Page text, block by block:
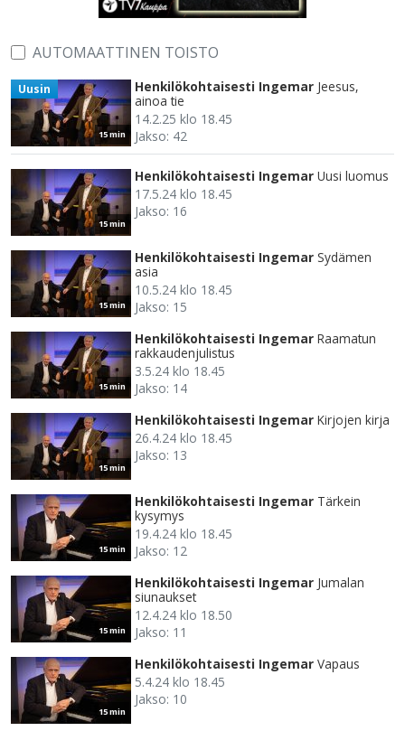
AUTOMAATTINEN TOISTO
15 min
Uusin Henkilökohtaisesti Ingemar Jeesus,
ainoa tie
14.2.25 klo 18.45
Jakso: 42
15 min
Henkilökohtaisesti Ingemar Uusi luomus
17.5.24 klo 18.45
Jakso: 16
15 min
Henkilökohtaisesti Ingemar Sydämen
asia
10.5.24 klo 18.45
Jakso: 15
15 min
Henkilökohtaisesti Ingemar Raamatun
rakkaudenjulistus
3.5.24 klo 18.45
Jakso: 14
15 min
Henkilökohtaisesti Ingemar Kirjojen kirja
26.4.24 klo 18.45
Jakso: 13
15 min
Henkilökohtaisesti Ingemar Tärkein
kysymys
19.4.24 klo 18.45
Jakso: 12
15 min
Henkilökohtaisesti Ingemar Jumalan
siunaukset
12.4.24 klo 18.50
Jakso: 11
15 min
Henkilökohtaisesti Ingemar Vapaus
5.4.24 klo 18.45
Jakso: 10